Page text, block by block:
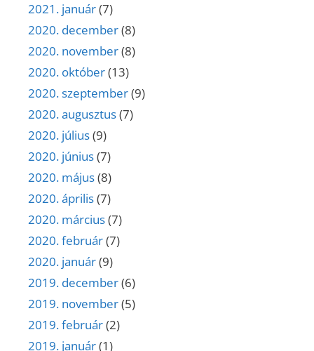
2021. január(7)
2020. december(8)
2020. november(8)
2020. október(13)
2020. szeptember(9)
2020. augusztus(7)
2020. július(9)
2020. június(7)
2020. május(8)
2020. április(7)
2020. március(7)
2020. február(7)
2020. január(9)
2019. december(6)
2019. november(5)
2019. február(2)
2019. január(1)